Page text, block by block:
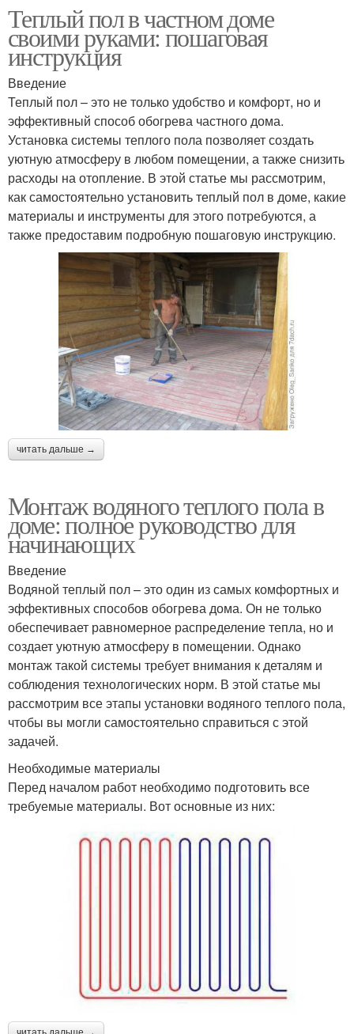
Теплый пол в частном доме
своими руками: пошаговая
инструкция
Введение
Теплый пол – это не только удобство и комфорт, но и
эффективный способ обогрева частного дома.
Установка системы теплого пола позволяет создать
уютную атмосферу в любом помещении, а также снизить
расходы на отопление. В этой статье мы рассмотрим,
как самостоятельно установить теплый пол в доме, какие
материалы и инструменты для этого потребуются, а
также предоставим подробную пошаговую инструкцию.
читать дальше →
Монтаж водяного теплого пола в
доме: полное руководство для
начинающих
Введение
Водяной теплый пол – это один из самых комфортных и
эффективных способов обогрева дома. Он не только
обеспечивает равномерное распределение тепла, но и
создает уютную атмосферу в помещении. Однако
монтаж такой системы требует внимания к деталям и
соблюдения технологических норм. В этой статье мы
рассмотрим все этапы установки водяного теплого пола,
чтобы вы могли самостоятельно справиться с этой
задачей.
Необходимые материалы
Перед началом работ необходимо подготовить все
требуемые материалы. Вот основные из них: